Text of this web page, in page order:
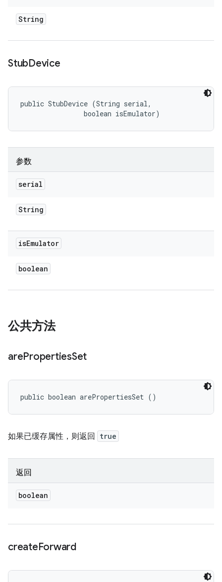
String
StubDevice
public StubDevice (String serial,
                boolean isEmulator)
参数
serial
String
isEmulator
boolean
公共方法
arePropertiesSet
public boolean arePropertiesSet ()
如果已缓存属性，则返回 true
返回
boolean
createForward